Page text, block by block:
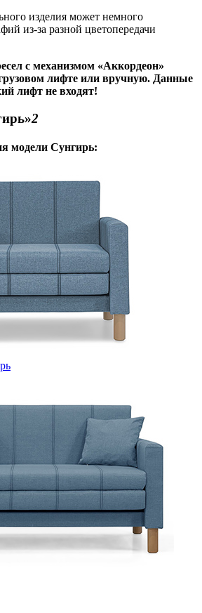
изделия может немного
из-за разной цветопередачи
с механизмом «Аккордеон»
лифте или вручную. Данные
лифт не входят!
2
модели Сунгирь: